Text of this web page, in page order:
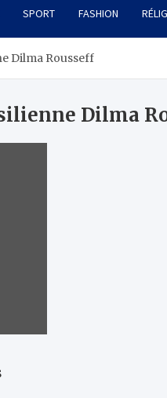
SPORT FASHION
Dilma Rousseff
Dilma